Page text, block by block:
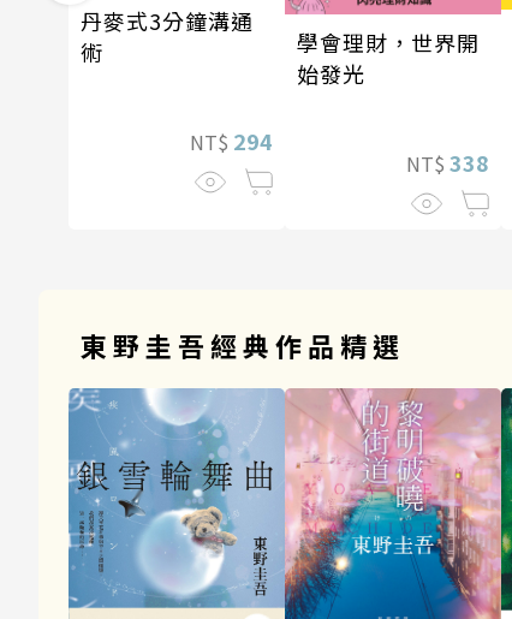
丹麥式3分鐘溝通
術
NT$ 294
學會理財，世界開
始發光
NT$ 338
東野圭吾經典作品精選